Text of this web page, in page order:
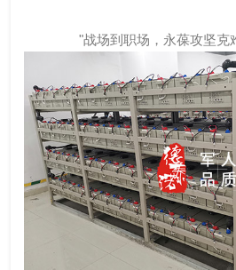
"战场到职场，永葆攻坚克